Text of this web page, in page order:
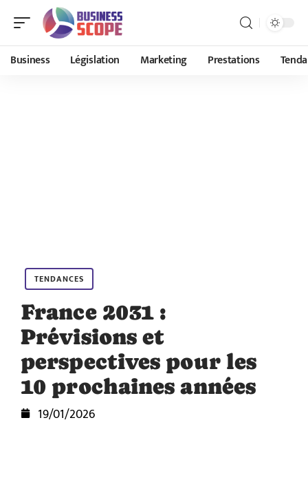
Business Législation Marketing Prestations
TENDANCES
France 2031 :
Prévisions et
perspectives pour les
10 prochaines années
19/01/2026